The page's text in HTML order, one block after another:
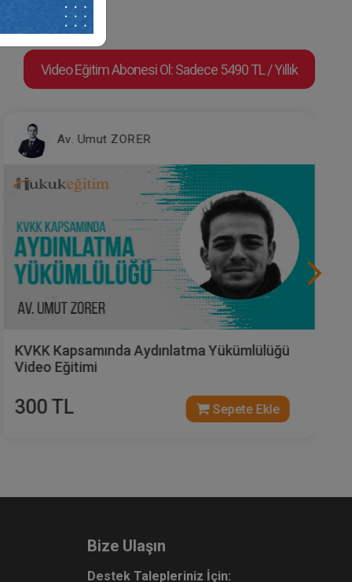
Video Eğitim Abonesi Ol: Sadece 5490 TL / Yıllık
Özyeğin Üniversitesi Hukuk Fakültesi
Avrupa Veri Koruma Günü Webinarı Video
Kaydı
0 TL Sepete Ekle
Bize Ulaşın
Destek Talepleriniz İçin: